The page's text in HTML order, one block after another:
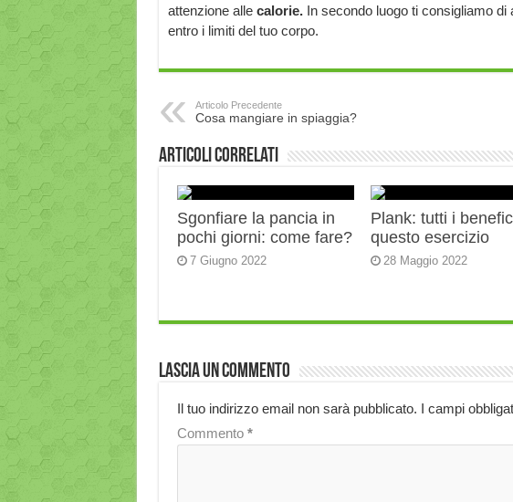
attenzione alle calorie.In secondo luogo ti consigliamo di
entro i limiti del tuo corpo.
Articolo Precedente
Cosa mangiare in spiaggia?
Articoli correlati
Sgonfiare la pancia in
pochi giorni: come fare?
7 Giugno 2022
Plank: tutti i
questo esercizio
28 Maggio 2022
Lascia un commento
Il tuo indirizzo email non sarà pubblicato. I campi
Commento *